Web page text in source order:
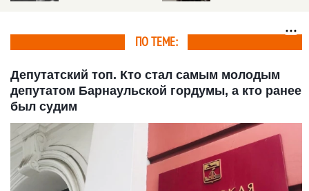
ПО ТЕМЕ:
Депутатский топ. Кто стал самым молодым
депутатом Барнаульской гордумы, а кто ранее
был судим